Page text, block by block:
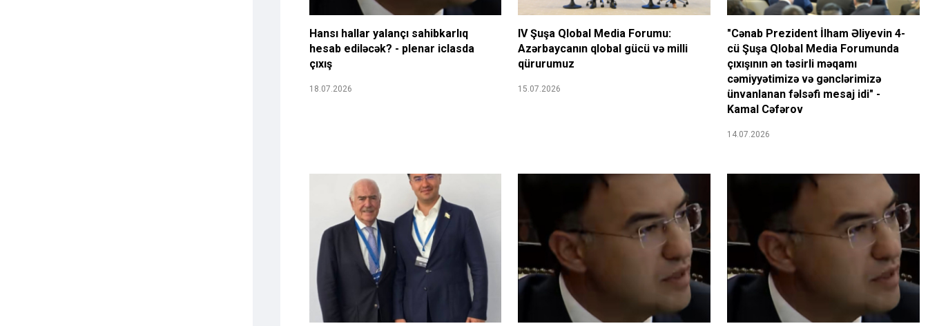
Hansı hallar yalançı sahibkarlıq
hesab ediləcək? - plenar iclasda
çıxış
18.07.2026
IV Şuşa Qlobal Media Forumu:
Azərbaycanın qlobal gücü və milli
qürurumuz
15.07.2026
"Cənab Prezident İlham Əliyevin 4-
cü Şuşa Qlobal Media Forumunda
çıxışının ən təsirli məqamı
cəmiyyətimizə və gənclərimizə
ünvanlanan fəlsəfi mesaj idi" -
Kamal Cəfərov
14.07.2026